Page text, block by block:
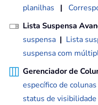
planilhas
|
Lista Suspensa
suspensa | Lista
suspensa com
Gerenciador de
específico de colunas
status de